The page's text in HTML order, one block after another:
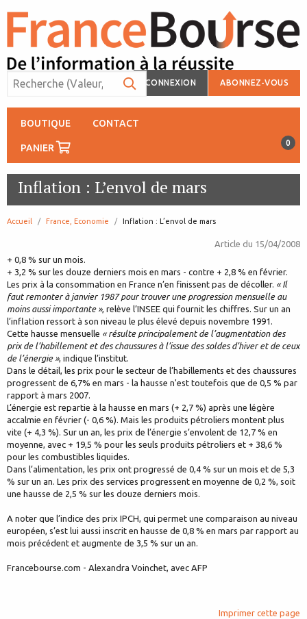
CONNEXION ABONNEZ-VOUS
BOUTIQUE CONTACT
PANIER 0
Inflation : L’envol de mars
Accueil France, Economie page:
Inflation : L’envol de mars
Article du 15/04/2008
+ 0,8 % sur un mois.
+ 3,2 % sur les douze derniers mois en mars - contre + 2,8 % en février.
Les prix à la consommation en France n’en finissent pas de décoller. « Il
faut remonter à janvier 1987 pour trouver une progression mensuelle au
moins aussi importante », relève l’INSEE qui fournit les chiffres. Sur un an
l’inflation ressort à son niveau le plus élevé depuis novembre 1991.
Cette hausse mensuelle « résulte principalement de l’augmentation des
prix de l’habillement et des chaussures à l’issue des soldes d’hiver et de ceux
de l’énergie », indique l’institut.
Dans le détail, les prix pour le secteur de l’habillements et des chaussures
progressent de 6,7% en mars - la hausse n'est toutefois que de 0,5 % par
rapport à mars 2007.
L’énergie est repartie à la hausse en mars (+ 2,7 %) après une légère
accalmie en février (- 0,6 %). Mais les produits pétroliers montent plus
vite (+ 4,3 %). Sur un an, les prix de l’énergie s’envolent de 12,7 % en
moyenne, avec + 19,5 % pour les seuls produits pétroliers et + 38,6 %
pour les combustibles liquides.
Dans l’alimentation, les prix ont progressé de 0,4 % sur un mois et de 5,3
% sur un an. Les prix des services progressent en moyenne de 0,2 %, soit
une hausse de 2,5 % sur les douze derniers mois.
A noter que l’indice des prix IPCH, qui permet une comparaison au niveau
européen, s’est lui aussi inscrit en hausse de 0,8 % en mars par rapport au
mois précédent et augmente de 3,5 % sur un an.
Francebourse.com - Alexandra Voinchet, avec AFP
Imprimer cette page